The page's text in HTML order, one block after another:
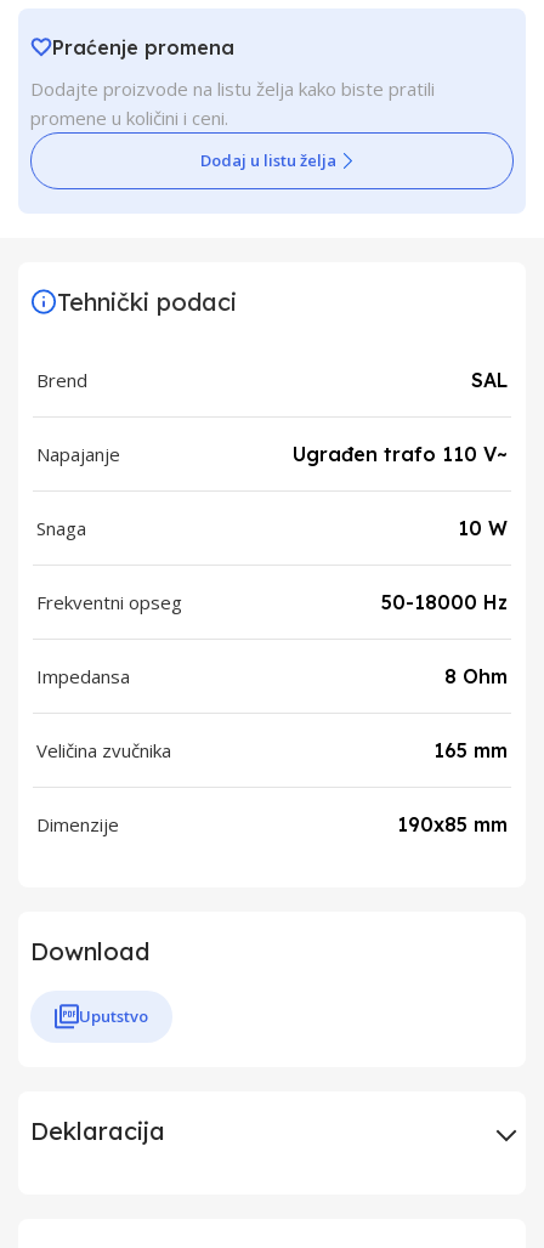
Praćenje promena
Dodajte proizvode na listu želja kako biste pratili
promene u količini i ceni.
Dodaj u listu želja
Tehnički podaci
Brend SAL
Napajanje Ugrađen trafo 110 V~
Snaga 10 W
Frekventni opseg 50-18000 Hz
Impedansa 8 Ohm
Veličina zvučnika 165 mm
Dimenzije 190x85 mm
Download
Uputstvo
Deklaracija